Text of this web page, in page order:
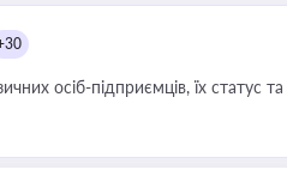
осіб-підприємців, їх статус